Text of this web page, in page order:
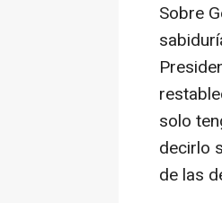
Sobre
solo
decirlo
de las